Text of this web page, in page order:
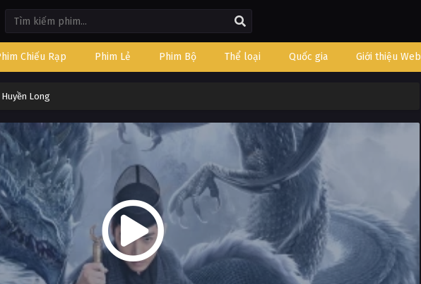
Chiếu Rạp Phim Lẻ Phim Bộ Thể loại Quốc gia Giới thiệu Web
Long